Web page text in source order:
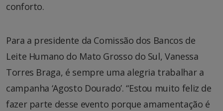
conforto.
Para a presidente da Comissão dos Bancos de
Leite Humano do Mato Grosso do Sul, Vanessa
Torres Braga, é sempre uma alegria trabalhar a
campanha ‘Agosto Dourado’. “Estou muito feliz de
fazer parte desse evento porque amamentação é